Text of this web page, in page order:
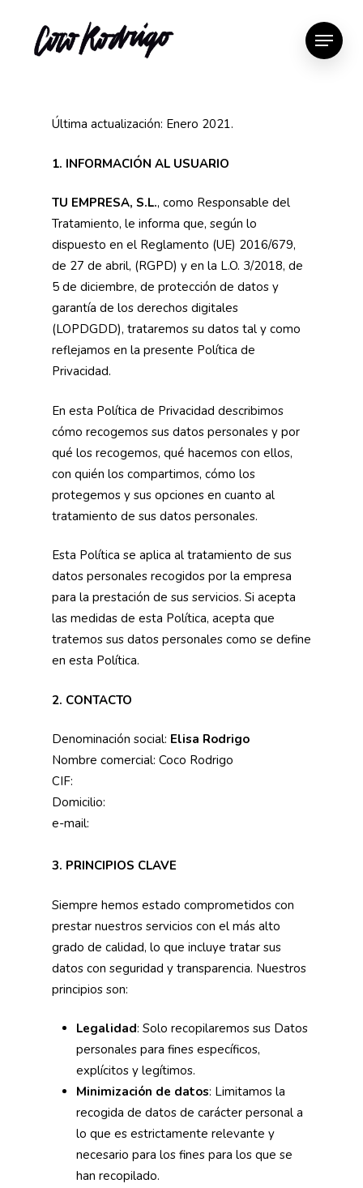
Última actualización: Enero 2021.
1. INFORMACIÓN AL USUARIO
TU EMPRESA, S.L., como Responsable del
Tratamiento, le informa que, según lo
dispuesto en el Reglamento (UE) 2016/679,
de 27 de abril, (RGPD) y en la L.O. 3/2018, de
5 de diciembre, de protección de datos y
garantía de los derechos digitales
(LOPDGDD), trataremos su datos tal y como
reflejamos en la presente Política de
Privacidad.
En esta Política de Privacidad describimos
cómo recogemos sus datos personales y por
qué los recogemos, qué hacemos con ellos,
con quién los compartimos, cómo los
protegemos y sus opciones en cuanto al
tratamiento de sus datos personales.
Esta Política se aplica al tratamiento de sus
datos personales recogidos por la empresa
para la prestación de sus servicios. Si acepta
las medidas de esta Política, acepta que
tratemos sus datos personales como se define
en esta Política.
2. CONTACTO
Denominación social: Elisa Rodrigo
Nombre comercial: Coco Rodrigo
CIF:
Domicilio:
e-mail:
3. PRINCIPIOS CLAVE
Siempre hemos estado comprometidos con
prestar nuestros servicios con el más alto
grado de calidad, lo que incluye tratar sus
datos con seguridad y transparencia. Nuestros
principios son:
Legalidad: Solo recopilaremos sus Datos
personales para fines específicos,
explícitos y legítimos.
Minimización de datos: Limitamos la
recogida de datos de carácter personal a
lo que es estrictamente relevante y
necesario para los fines para los que se
han recopilado.